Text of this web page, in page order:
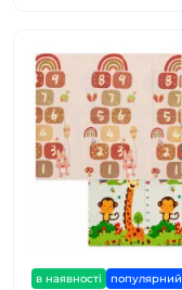
в наявності популярний